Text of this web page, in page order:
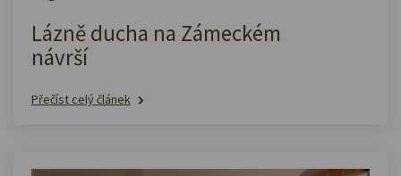
Lázně ducha na Zámeckém
návrší
Přečíst celý článek